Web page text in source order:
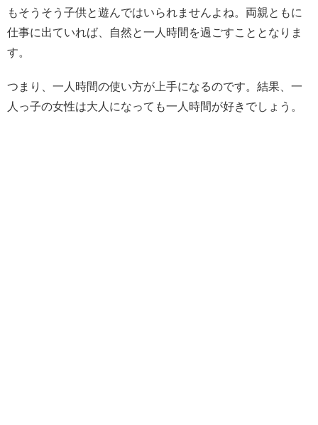
もそうそう子供と遊んではいられませんよね。両親ともに
仕事に出ていれば、自然と一人時間を過ごすこととなりま
す。
つまり、一人時間の使い方が上手になるのです。結果、一
人っ子の女性は大人になっても一人時間が好きでしょう。